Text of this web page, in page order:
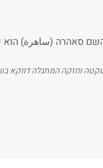
סאהרה (ساهرة) הוא
וחזקה המתגלה דווקא